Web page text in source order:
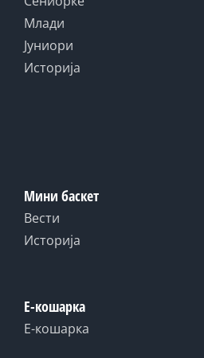
Млади
Јуниори
Историја
Мини баскет
Вести
Историја
Е-кошарка
Е-кошарка